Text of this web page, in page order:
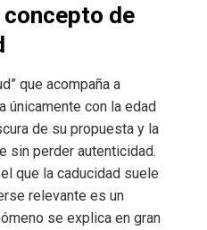
de
que acompaña a
únicamente con la edad
de su propuesta y la
sin perder autenticidad.
que la caducidad suele
relevante es un
se explica en gran